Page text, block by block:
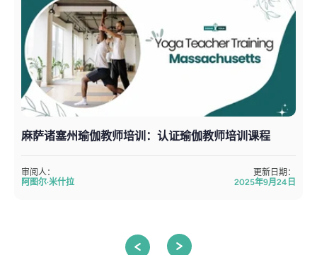
麻萨诸塞州瑜伽教师培训：认证瑜伽教师培训课程
审阅人：
阿图尔·米什拉
更新日期：
2025年9月24日